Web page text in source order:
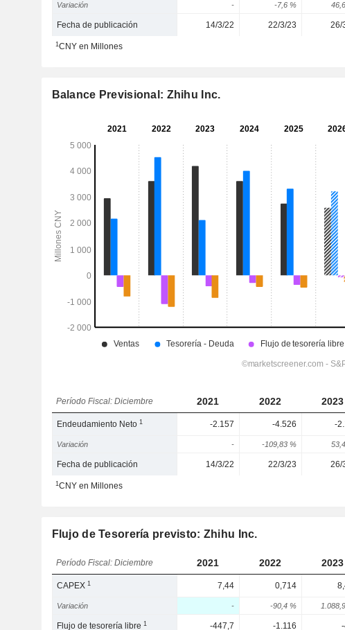
Variación - -7,6 %
Fecha de publicación 14/3/22 22/3/23 26/
1CNY en Millones
Balance Previsional: Zhihu Inc.
Período Fiscal: Diciembre 2021 2022 2023
Endeudamiento Neto1 -2.157 -4.526 -
Variación - -109,83 %
Fecha de publicación 14/3/22 22/3/23 26/
1CNY en Millones
Flujo de Tesorería previsto: Zhihu Inc.
Período Fiscal: Diciembre 2021 2022 2023
CAPEX1 7,44 0,714
Variación - -90,4 %
Flujo de tesorería libre1 -447,7 -1.116